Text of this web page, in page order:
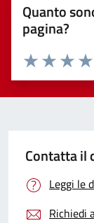
Quanto
pagina?
Valuta
Valuta 2
Valuta 1 stelle
Contatta il
Leggi le
Richiedi